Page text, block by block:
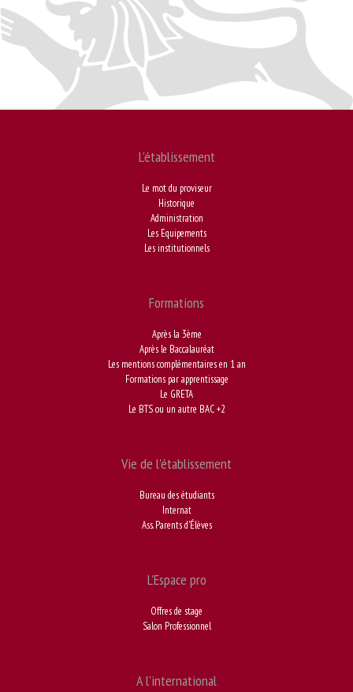
L'établissement
Le mot du proviseur
Historique
Administration
Les Equipements
Les institutionnels
Formations
Après la 3ème
Après le Baccalauréat
Les mentions complémentaires en 1 an
Formations par apprentissage
Le GRETA
Le BTS ou un autre BAC +2
Vie de l'établissement
Bureau des étudiants
Internat
Ass. Parents d'Élèves
L'Espace pro
Offres de stage
Salon Professionnel
A l'international